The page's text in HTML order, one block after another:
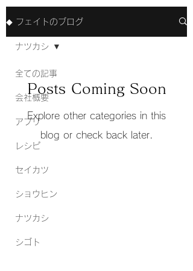
◆ フェイトのブログ
全ての記事
会社概要
アプリ
レシピ
セイカツ
ショウヒン
ナツカシ
シゴト
ナツカシ
Posts Coming Soon
Explore other categories in this
blog or check back later.